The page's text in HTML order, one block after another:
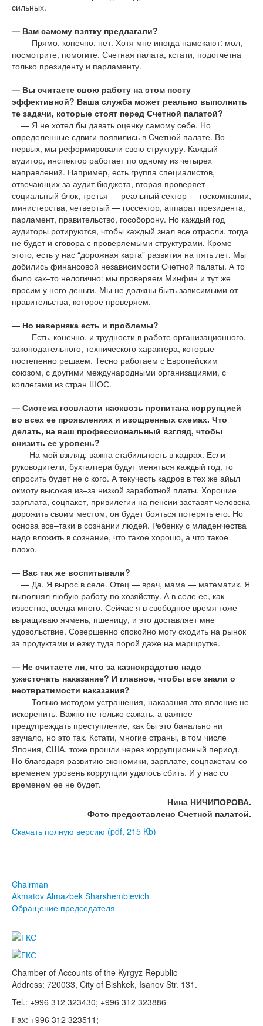
сильных.
— Вам самому взятку предлагали?
— Прямо, конечно, нет. Хотя мне иногда намекают: мол,
посмотрите, помогите. Счетная палата, кстати, подотчетна
только президенту и парламенту.
— Вы считаете свою работу на этом посту
эффективной? Ваша служба может реально выполнить
те задачи, которые стоят перед Счетной палатой?
— Я не хотел бы давать оценку самому себе. Но
определенные сдвиги появились в Счетной палате. Во–
первых, мы реформировали свою структуру. Каждый
аудитор, инспектор работает по одному из четырех
направлений. Например, есть группа специалистов,
отвечающих за аудит бюджета, вторая проверяет
социальный блок, третья — реальный сектор — госкомпании,
министерства, четвертый — госсектор, аппарат президента,
парламент, правительство, гособорону. Но каждый год
аудиторы ротируются, чтобы каждый знал все отрасли, тогда
не будет и сговора с проверяемыми структурами. Кроме
этого, есть у нас “дорожная карта” развития на пять лет. Мы
добились финансовой независимости Счетной палаты. А то
было как–то нелогично: мы проверяем Минфин и тут же
просим у него деньги. Мы не должны быть зависимыми от
правительства, которое проверяем.
— Но наверняка есть и проблемы?
— Есть, конечно, и трудности в работе организационного,
законодательного, технического характера, которые
постепенно решаем. Тесно работаем с Европейским
союзом, с другими международными организациями, с
коллегами из стран ШОС.
— Система госвласти насквозь пропитана коррупцией
во всех ее проявлениях и изощренных схемах. Что
делать, на ваш профессиональный взгляд, чтобы
снизить ее уровень?
—На мой взгляд, важна стабильность в кадрах. Если
руководители, бухгалтера будут меняться каждый год, то
спросить будет не с кого. А текучесть кадров в тех же айыл
окмоту высокая из–за низкой заработной платы. Хорошие
зарплата, соцпакет, привилегии на пенсии заставят человека
дорожить своим местом, он будет бояться потерять его. Но
основа все–таки в сознании людей. Ребенку с младенчества
надо вложить в сознание, что такое хорошо, а что такое
плохо.
— Вас так же воспитывали?
— Да. Я вырос в селе. Отец — врач, мама — математик. Я
выполнял любую работу по хозяйству. А в селе ее, как
известно, всегда много. Сейчас я в свободное время тоже
выращиваю ячмень, пшеницу, и это доставляет мне
удовольствие. Совершенно спокойно могу сходить на рынок
за продуктами и езжу туда порой даже на маршрутке.
— Не считаете ли, что за казнокрадство надо
ужесточать наказание? И главное, чтобы все знали о
неотвратимости наказания?
— Только методом устрашения, наказания это явление не
искоренить. Важно не только сажать, а важнее
предупреждать преступление, как бы это банально ни
звучало, но это так. Кстати, многие страны, в том числе
Япония, США, тоже прошли через коррупционный период.
Но благодаря развитию экономики, зарплате, соцпакетам со
временем уровень коррупции удалось сбить. И у нас со
временем ее не будет.
Нина НИЧИПОРОВА.
Фото предоставлено Счетной палатой.
Скачать полную версию (pdf, 215 Kb)
Chairman
Akmatov Almazbek Sharshembievich
Обращение председателя
Chamber of Accounts of the Kyrgyz Republic
Address: 720033, City of Bishkek, Isanov Str. 131.
Tel.: +996 312 323430; +996 312 323886
Fax: +996 312 323511;